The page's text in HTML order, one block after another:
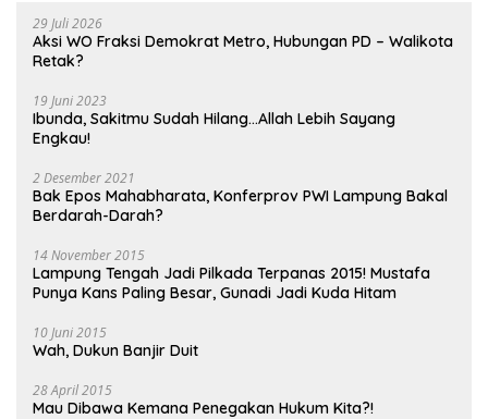
29 Juli 2026
Aksi WO Fraksi Demokrat Metro, Hubungan PD – Walikota
Retak?
19 Juni 2023
Ibunda, Sakitmu Sudah Hilang…Allah Lebih Sayang
Engkau!
2 Desember 2021
Bak Epos Mahabharata, Konferprov PWI Lampung Bakal
Berdarah-Darah?
14 November 2015
Lampung Tengah Jadi Pilkada Terpanas 2015! Mustafa
Punya Kans Paling Besar, Gunadi Jadi Kuda Hitam
10 Juni 2015
Wah, Dukun Banjir Duit
28 April 2015
Mau Dibawa Kemana Penegakan Hukum Kita?!